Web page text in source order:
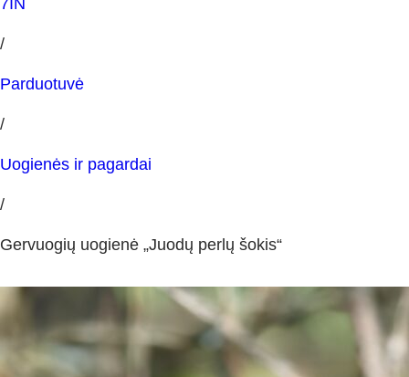
7IN
/
Parduotuvė
/
Uogienės ir pagardai
/
Gervuogių uogienė „Juodų perlų šokis“